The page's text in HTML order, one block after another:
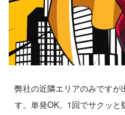
弊社の近隣エリアのみですが
す。単発OK。1回でサクッと